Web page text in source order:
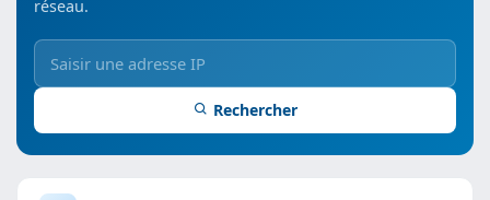
réseau.
Rechercher